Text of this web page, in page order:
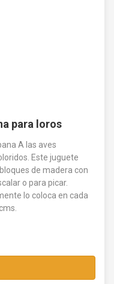
para loros
A las aves
Este juguete
de madera con
o para picar.
lo coloca en cada